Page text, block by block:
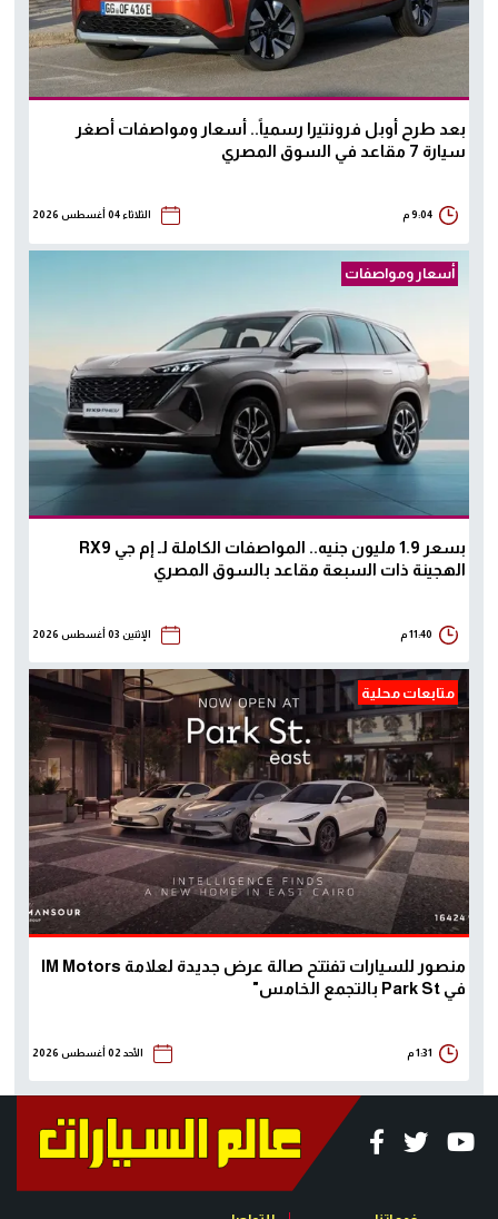
بعد طرح أوبل فرونتيرا رسمياً.. أسعار ومواصفات أصغر
سيارة 7 مقاعد في السوق المصري
9:04 م الثلاثاء 04 أغسطس 2026
أسعار ومواصفات
بسعر 1.9 مليون جنيه.. المواصفات الكاملة لـ إم جي RX9
الهجينة ذات السبعة مقاعد بالسوق المصري
11:40 م الإثنين 03 أغسطس 2026
متابعات محلية
منصور للسيارات تفتتح صالة عرض جديدة لعلامة IM Motors
في Park St بالتجمع الخامس"
1:31 م الأحد 02 أغسطس 2026